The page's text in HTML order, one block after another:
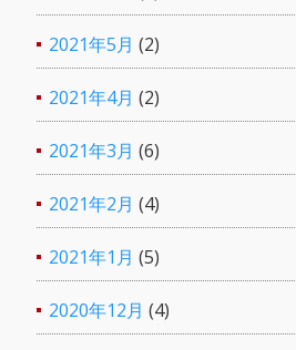
2021年5月 (2)
2021年4月 (2)
2021年3月 (6)
2021年2月 (4)
2021年1月 (5)
2020年12月 (4)